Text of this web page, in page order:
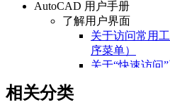
AutoCAD 用户手册
了解用户界面
关于访问常用
序菜单）
关于“快速访问
相关分类